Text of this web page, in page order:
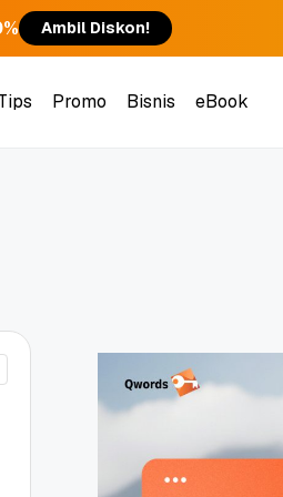
Ambil Diskon!
Promo
Bisnis
eBook